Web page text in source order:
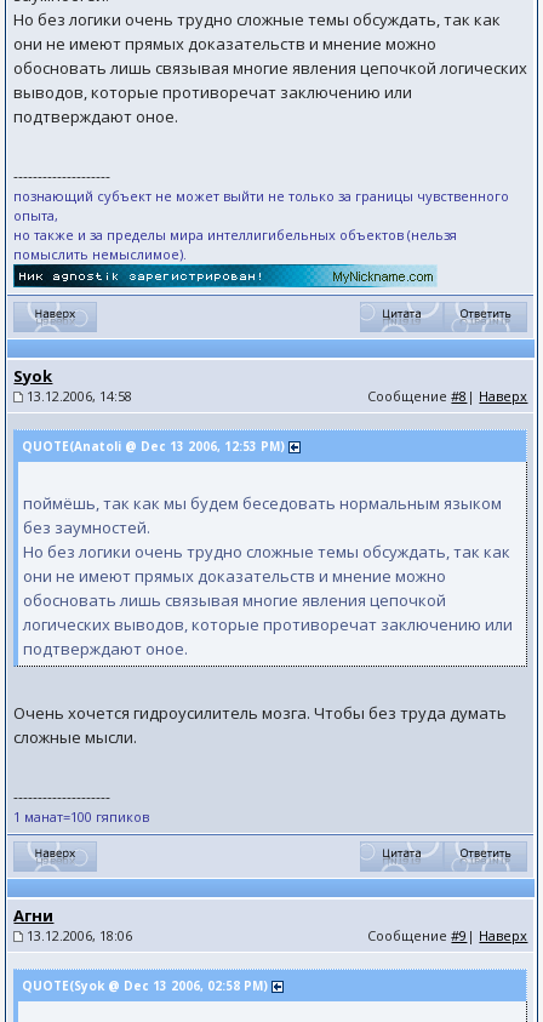
Но без логики очень трудно сложные темы обсуждать, так как
они не имеют прямых доказательств и мнение можно
обосновать лишь связывая многие явления цепочкой логических
выводов, которые противоречат заключению или
подтверждают оное.
--------------------
познающий субъект не может выйти не только за границы чувственного
опыта,
но также и за пределы мира интеллигибельных объектов (нельзя
помыслить немыслимое).
Syok
13.12.2006, 14:58 Сообщение#8 | Наверх
QUOTE(Anatoli @ Dec 13 2006, 12:53 PM)
поймёшь, так как мы будем беседовать нормальным языком
без заумностей.
Но без логики очень трудно сложные темы обсуждать, так как
они не имеют прямых доказательств и мнение можно
обосновать лишь связывая многие явления цепочкой
логических выводов, которые противоречат заключению или
подтверждают оное.
Очень хочется гидроусилитель мозга. Чтобы без труда думать
сложные мысли.
--------------------
1 манат=100 гяпиков
Агни
13.12.2006, 18:06 Сообщение#9 | Наверх
QUOTE(Syok @ Dec 13 2006, 02:58 PM)